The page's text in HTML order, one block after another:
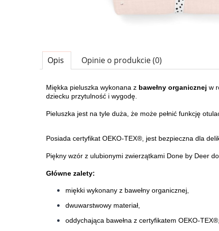
Opis Opinie o produkcie (0)
Miękka pieluszka wykonana z bawełny organicznej w
dziecku przytulność i wygodę.
Pieluszka jest na tyle duża, że może pełnić funkcję
Posiada certyfikat OEKO-TEX®, jest bezpieczna dla
Piękny wzór z ulubionymi zwierzątkami Done by Deer
Główne zalety:
miękki wykonany z bawełny organicznej,
dwuwarstwowy materiał,
oddychająca bawełna z certyfikatem OEKO-TEX®,